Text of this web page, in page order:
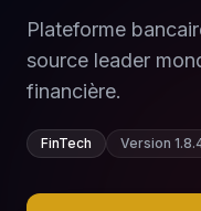
Plateforme
source leader
financière.
FinTech Version